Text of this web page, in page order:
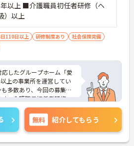
以上 ■介護職員初任者研修（ヘ
）以上
110日以上 研修制度あり
社会保険完備
したグループホーム「愛
上の事業所を運営してい
多数あり、今回の募集は
。介護職員初任者研修、
ールケアなどの資格取得
大限サポートするため
門とする部署や、コンプ
があり、グループ企業を
クアップがあります。ご
無料 紹介してもらう